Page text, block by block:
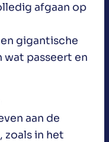
afgaan op
gigantische
passeert en
aan de
zoals in het